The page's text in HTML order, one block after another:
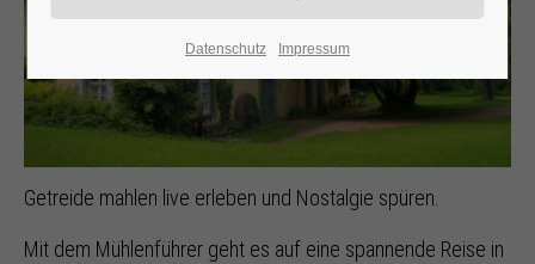
Getreide mahlen live erleben und Nostalgie spüren.
Mit dem Mühlenführer geht es auf eine spannende Reise in
Datenschutz Impressum